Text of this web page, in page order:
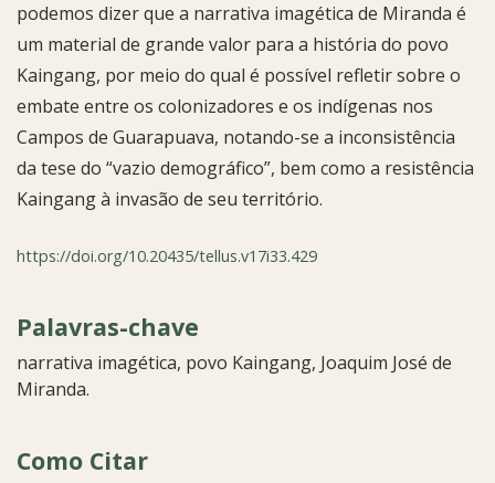
Palavras-chave
narrativa imagética povo Kaingang Joaquim José de
Miranda.
Como Citar
podemos dizer que a narrativa imagética de Miranda é
um material de grande valor para a história do povo
Kaingang, por meio do qual é possível refletir sobre o
embate entre os colonizadores e os indígenas nos
Campos de Guarapuava, notando-se a inconsistência
da tese do “vazio demográfico”, bem como a resistência
Kaingang à invasão de seu território.
https://doi.org/10.20435/tellus.v17i33.429